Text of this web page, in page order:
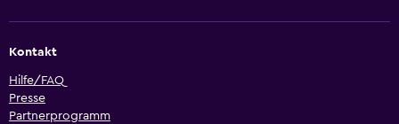
Kontakt
Hilfe/FAQ
Presse
Partnerprogramm